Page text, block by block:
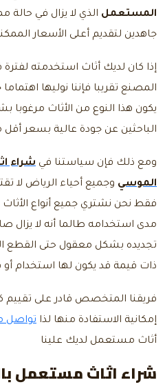
المستعمل الذي لا يزال في حالة
جاهدين لتقديم أعلى الأسعار
إذا كان لديك أثاث استخدمته
المصنع تقريبا فإننا نوليها
يكون هذا النوع من الأثاث مرغوبا
الباحثين عن جودة عالية بسعر أقل
ومع ذلك فإن سياستنا في شراء
الموسي وجميع أحياء الرياض لا
فقط نحن نشتري جميع أنواع
مدى استخدامه طالما أنه لا يزال
تجديده بشكل معقول حتى القطع
ذات قيمة قد يكون لها استخدام أو
فريقنا المتخصص قادر على
إمكانية الاستفادة منها لذا تواصل
أثاث مستعمل لديك علينا
شراء اثاث مستعمل